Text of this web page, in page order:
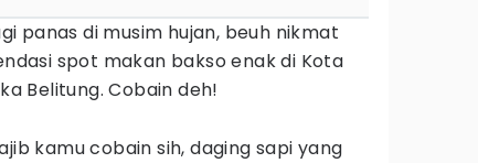
panas di musim hujan, beuh nikmat
spot makan bakso enak di Kota
Belitung. Cobain deh!
kamu cobain sih, daging sapi yang